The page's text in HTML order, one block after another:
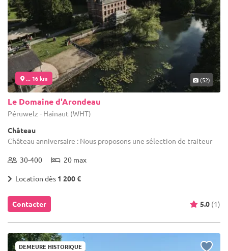
... 16 km (52)
Le Domaine d'Arondeau
Péruwelz - Hainaut (WHT)
Château
Château anniversaire : Nous proposons une sélection de traiteur
30-400 20 max
Location dès 1 200 €
Contacter 5.0 (1)
DEMEURE HISTORIQUE